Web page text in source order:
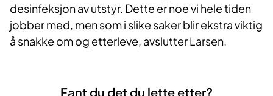
desinfeksjon av utstyr. Dette er noe vi hele tiden
jobber med, men som i slike saker blir ekstra viktig
å snakke om og etterleve, avslutter Larsen.
Fant du det du lette etter?